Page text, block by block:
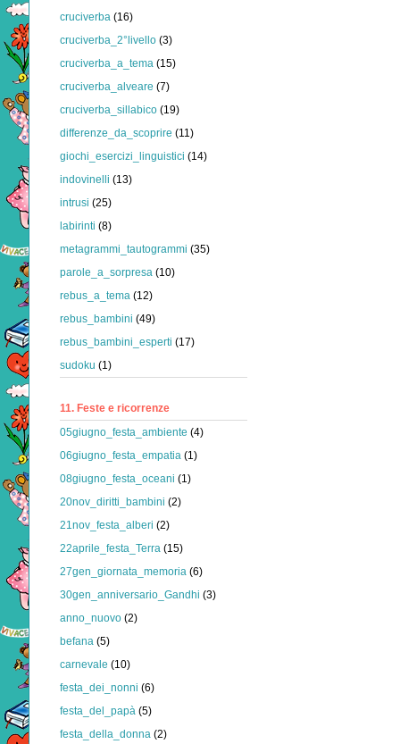
cruciverba (16)
cruciverba_2°livello (3)
cruciverba_a_tema (15)
cruciverba_alveare (7)
cruciverba_sillabico (19)
differenze_da_scoprire (11)
giochi_esercizi_linguistici (14)
indovinelli (13)
intrusi (25)
labirinti (8)
metagrammi_tautogrammi (35)
parole_a_sorpresa (10)
rebus_a_tema (12)
rebus_bambini (49)
rebus_bambini_esperti (17)
sudoku (1)
11. Feste e ricorrenze
05giugno_festa_ambiente (4)
06giugno_festa_empatia (1)
08giugno_festa_oceani (1)
20nov_diritti_bambini (2)
21nov_festa_alberi (2)
22aprile_festa_Terra (15)
27gen_giornata_memoria (6)
30gen_anniversario_Gandhi (3)
anno_nuovo (2)
befana (5)
carnevale (10)
festa_dei_nonni (6)
festa_del_papà (5)
festa_della_donna (2)